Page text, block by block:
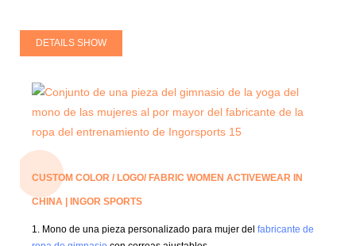
DETAILS SHOW
CUSTOM COLOR / LOGO/ FABRIC WOMEN ACTIVEWEAR IN
CHINA | INGOR SPORTS
1. Mono de una pieza personalizado para mujer del fabricante de